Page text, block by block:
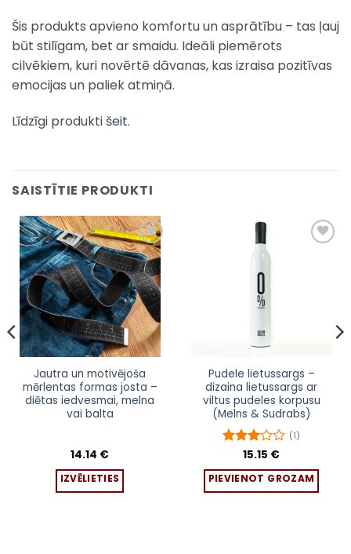
Šis produkts apvieno komfortu un asprātību – tas ļauj
būt stilīgam, bet ar smaidu. Ideāli piemērots
cilvēkiem, kuri novērtē dāvanas, kas izraisa pozitīvas
emocijas un paliek atmiņā.
Līdzīgi produkti šeit.
SAISTĪTIE PRODUKTI
Pievienot
sarakstam
Jautra un motivējoša
mērlentas formas josta –
diētas iedvesmai, melna
vai balta
14.14 €
IZVĒLIETIES
This
product
has
options
Pudele lietussargs –
dizaina lietussargs ar
viltus pudeles korpusu
(Melns & Sudrabs)
Novērtēts
ar3
no 5
(1)
15.15 €
PIEVIENOT GROZAM